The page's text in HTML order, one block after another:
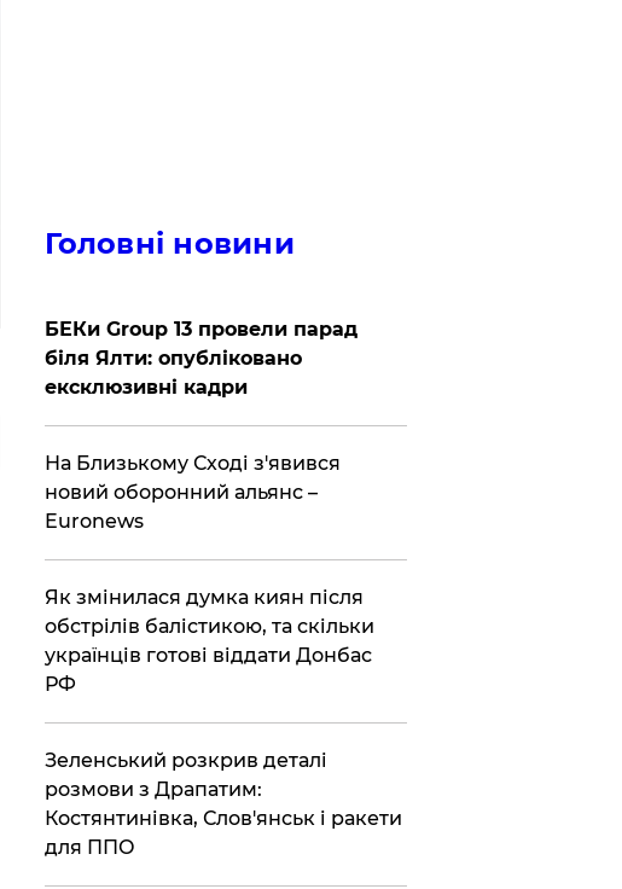
Головні новини
БЕКи Group 13 провели парад
біля Ялти: опубліковано
ексклюзивні кадри
На Близькому Сході з'явився
новий оборонний альянс –
Euronews
Як змінилася думка киян після
обстрілів балістикою, та скільки
українців готові віддати Донбас
РФ
Зеленський розкрив деталі
розмови з Драпатим:
Костянтинівка, Слов'янськ і ракети
для ППО